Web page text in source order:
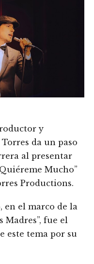
y
da un paso
al presentar
Mucho”
Productions.
en el marco de la
Madres”, fue el
este tema por su